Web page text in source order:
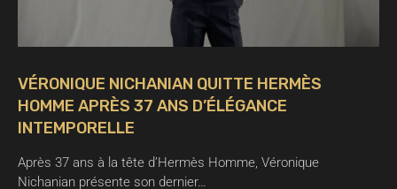
VÉRONIQUE NICHANIAN QUITTE HERMÈS
HOMME APRÈS 37 ANS D’ÉLÉGANCE
INTEMPORELLE
Après 37 ans à la tête d’Hermès Homme, Véronique
Nichanian présente son dernier…